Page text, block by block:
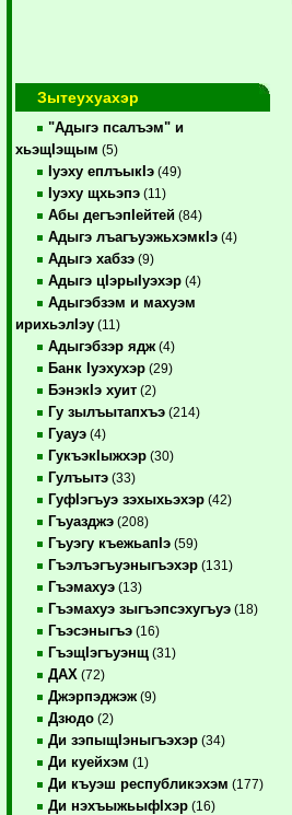
Зытеухуахэр
"Адыгэ псалъэм" и
хьэщIэщым (5)
Iуэху еплъыкIэ (49)
Iуэху щхьэпэ (11)
Абы дегъэпIейтей (84)
Адыгэ лъагъуэжьхэмкIэ (4)
Адыгэ хабзэ (9)
Адыгэ цIэрыIуэхэр (4)
Адыгэбзэм и махуэм
ирихьэлIэу (11)
Адыгэбзэр ядж (4)
Банк Iуэхухэр (29)
БэнэкIэ хуит (2)
Гу зылъытапхъэ (214)
Гуауэ (4)
ГукъэкIыжхэр (30)
Гулъытэ (33)
ГуфIэгъуэ зэхыхьэхэр (42)
Гъуазджэ (208)
Гъуэгу къежьапIэ (59)
Гъэлъэгъуэныгъэхэр (131)
Гъэмахуэ (13)
Гъэмахуэ зыгъэпсэхугъуэ (18)
Гъэсэныгъэ (16)
ГъэщIэгъуэнщ (31)
ДАХ (72)
Джэрпэджэж (9)
Дзюдо (2)
Ди зэпыщIэныгъэхэр (34)
Ди куейхэм (1)
Ди къуэш республикэхэм (177)
Ди нэхъыжьыфIхэр (16)